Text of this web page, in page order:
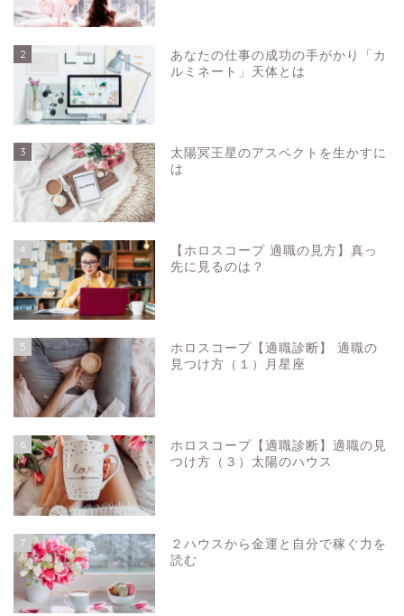
2
あなたの仕事の成功の手がかり「カ
ルミネート」天体とは
3
太陽冥王星のアスペクトを生かすに
は
4
【ホロスコープ 適職の見方】真っ
先に見るのは？
5
ホロスコープ【適職診断】 適職の
見つけ方（１）月星座
6
ホロスコープ【適職診断】適職の見
つけ方（３）太陽のハウス
7
２ハウスから金運と自分で稼ぐ力を
読む